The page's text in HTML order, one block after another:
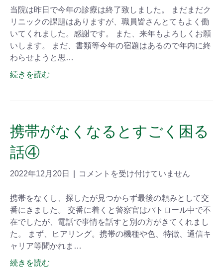
当院は昨日で今年の診療は終了致しました。 まだまだク
リニックの課題はありますが、職員皆さんとてもよく働
いてくれました。感謝です。 また、来年もよろしくお願
いします。 まだ、書類等今年の宿題はあるので年内に終
わらせようと思…
続きを読む
携帯がなくなるとすごく困る
話④
2022年12月20日 コメントを受け付けていません
携帯をなくし、探したが見つからず最後の頼みとして交
番にきました。 交番に着くと警察官はパトロール中で不
在でしたが、電話で事情を話すと別の方がきてくれまし
た。 まず、ヒアリング。携帯の機種や色、特徴、通信キ
ャリア等聞かれま…
続きを読む